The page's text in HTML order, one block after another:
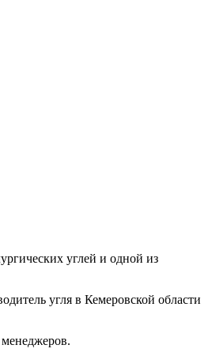
углей и одной из
угля в Кемеровской области